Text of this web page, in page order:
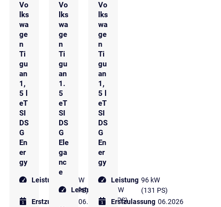
Vo
lks
wa
ge
n
Ti
gu
an
1,
5 l
eT
SI
DS
G
En
er
gy
Leistung
110 kW
(150 PS)
Erstzulassung
06.2026
Vo
lks
wa
ge
n
Ti
gu
an
1.
5
eT
SI
DS
G
Ele
ga
nc
e
Leistung
110 kW
(150 PS)
Vo
lks
wa
ge
n
Ti
gu
an
1,
5 l
eT
SI
DS
G
En
er
gy
Leistung 96 kW
(131 PS)
Erstzulassung 06.2026